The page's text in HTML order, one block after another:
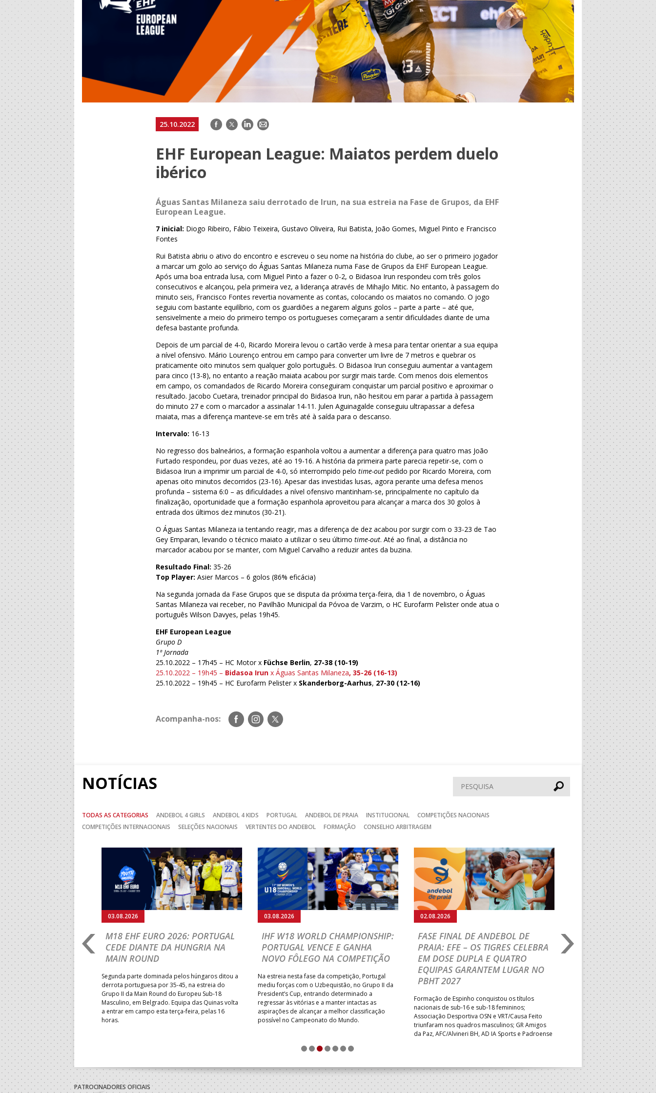
25.10.2022 Facebook
TwitterLinkedIn
E-
EHF European League: Maiatos perdem duelo
ibérico
Águas Santas Milaneza saiu derrotado de Irun, na sua estreia na Fase de Grupos, da EHF
European League.
7 inicial: Diogo Ribeiro, Fábio Teixeira, Gustavo Oliveira, Rui Batista, João Gomes, Miguel Pinto e Francisco
Fontes
Rui Batista abriu o ativo do encontro e escreveu o seu nome na história do clube, ao ser o primeiro jogador
a marcar um golo ao serviço do Águas Santas Milaneza numa Fase de Grupos da EHF European League.
Após uma boa entrada lusa, com Miguel Pinto a fazer o 0-2, o Bidasoa Irun respondeu com três golos
consecutivos e alcançou, pela primeira vez, a liderança através de Mihajlo Mitic. No entanto, à passagem do
minuto seis, Francisco Fontes revertia novamente as contas, colocando os maiatos no comando. O jogo
seguiu com bastante equilíbrio, com os guardiões a negarem alguns golos – parte a parte – até que,
sensivelmente a meio do primeiro tempo os portugueses começaram a sentir dificuldades diante de uma
defesa bastante profunda.
Depois de um parcial de 4-0, Ricardo Moreira levou o cartão verde à mesa para tentar orientar a sua equipa
a nível ofensivo. Mário Lourenço entrou em campo para converter um livre de 7 metros e quebrar os
praticamente oito minutos sem qualquer golo português. O Bidasoa Irun conseguiu aumentar a vantagem
para cinco (13-8), no entanto a reação maiata acabou por surgir mais tarde. Com menos dois elementos
em campo, os comandados de Ricardo Moreira conseguiram conquistar um parcial positivo e aproximar o
resultado. Jacobo Cuetara, treinador principal do Bidasoa Irun, não hesitou em parar a partida à passagem
do minuto 27 e com o marcador a assinalar 14-11. Julen Aguinagalde conseguiu ultrapassar a defesa
maiata, mas a diferença manteve-se em três até à saída para o descanso.
Intervalo: 16-13
No regresso dos balneários, a formação espanhola voltou a aumentar a diferença para quatro mas João
Furtado respondeu, por duas vezes, até ao 19-16. A história da primeira parte parecia repetir-se, com o
Bidasoa Irun a imprimir um parcial de 4-0, só interrompido pelotime-outpedido por Ricardo Moreira, com
apenas oito minutos decorridos (23-16). Apesar das investidas lusas, agora perante uma defesa menos
profunda – sistema 6:0 – as dificuldades a nível ofensivo mantinham-se, principalmente no capítulo da
finalização, oportunidade que a formação espanhola aproveitou para alcançar a marca dos 30 golos à
entrada dos últimos dez minutos (30-21).
O Águas Santas Milaneza ia tentando reagir, mas a diferença de dez acabou por surgir com o 33-23 de Tao
Gey Emparan, levando o técnico maiato a utilizar o seu últimotime-out. Até ao final, a distância no
marcador acabou por se manter, com Miguel Carvalho a reduzir antes da buzina.
Resultado Final: 35-26
Top Player: Asier Marcos – 6 golos (86% eficácia)
Na segunda jornada da Fase Grupos que se disputa da próxima terça-feira, dia 1 de novembro, o Águas
Santas Milaneza vai receber, no Pavilhão Municipal da Póvoa de Varzim, o HC Eurofarm Pelister onde atua o
português Wilson Davyes, pelas 19h45.
EHF European League
Grupo D
1ª Jornada
25.10.2022 – 17h45 – HC Motor x Füchse Berlin, 27-38 (10-19)
25.10.2022 – 19h45 – Bidasoa Irun x Águas Santas Milaneza, 35-26 (16-13)
25.10.2022 – 19h45 – HC Eurofarm Pelister x Skanderborg-Aarhus, 27-30 (12-16)
Acompanha-nos:
Siga-
nos
Siga-
nos
Siga-
nos
NOTÍCIAS Pesquisar
TODAS AS CATEGORIAS ANDEBOL 4 GIRLS ANDEBOL 4 KIDS PORTUGAL ANDEBOL DE PRAIA INSTITUCIONAL
COMPETIÇÕES NACIONAIS
COMPETIÇÕES INTERNACIONAIS
SELEÇÕES NACIONAIS VERTENTES DO ANDEBOL FORMAÇÃO CONSELHO ARBITRAGEM
PORTUGAL
E SEGUE NA LUTA
CLASSIFICAÇÃO
a Guiné por 28-23, em
do Grupo II da
de sub-18 Feminino,
Equipa das Quinas volta
quinta-feira.
03.08.2026
M18 EHF EURO 2026: PORTUGAL
CEDE DIANTE DA HUNGRIA NA
MAIN ROUND
Segunda parte dominada pelos húngaros ditou a
derrota portuguesa por 35-45, na estreia do
Grupo II da Main Round do Europeu Sub-18
Masculino, em Belgrado. Equipa das Quinas volta
a entrar em campo esta terça-feira, pelas 16
horas.
03.08.2026
IHF W18 WORLD CHAMPIONSHIP:
PORTUGAL VENCE E GANHA
NOVO FÔLEGO NA COMPETIÇÃO
Na estreia nesta fase da competição, Portugal
mediu forças com o Uzbequistão, no Grupo II da
President’s Cup, entrando determinado a
regressar às vitórias e a manter intactas as
aspirações de alcançar a melhor classificação
possível no Campeonato do Mundo.
02.08.2026
FASE FINAL DE ANDEBOL DE
PRAIA: EFE – OS TIGRES CELEBRA
EM DOSE DUPLA E QUATRO
EQUIPAS GARANTEM LUGAR NO
PBHT 2027
Formação de Espinho conquistou os títulos
nacionais de sub-16 e sub-18 femininos;
Associação Desportiva OSN e VRT/Causa Feito
triunfaram nos quadros masculinos; GR Amigos
da Paz, AFC/Alvineri BH, AD IA Sports e Padroense
02.08.2026
PORTUGAL BEACH
TOUR: VRT/LEMAR
TÍTULO INÉDITO
Formação de Leiria superou o
shoot-out e sagrou-se
primeira vez; Associação
primeiro desaire mas
no quadro feminino, num dia
descidas e as vagas para o
Seguinte
1 2 3 4 5 6 7
PATROCINADORES OFICIAIS